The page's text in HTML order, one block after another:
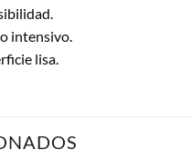
intensivo.
lisa.